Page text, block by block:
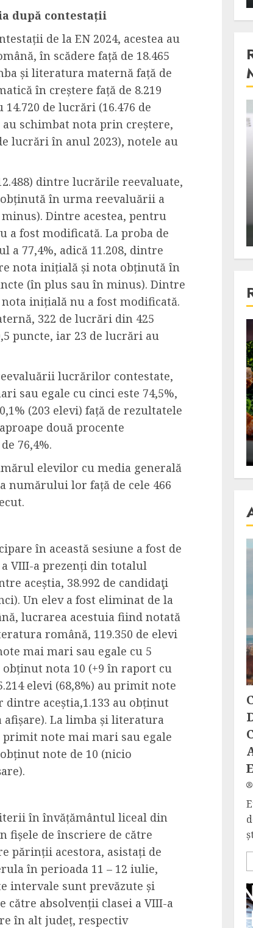
după contestații
de la EN 2024, acestea au
în scădere față de 18.465
și literatura maternă față de
în creștere față de 8.219
14.720 de lucrări (16.476 de
schimbat nota prin creștere,
lucrări în anul 2023), notele au
dintre lucrările reevaluate,
în urma reevaluării a
. Dintre acestea, pentru
a fost modificată. La proba de
a 77,4%, adică 11.208, dintre
nota inițială și nota obținută în
(în plus sau în minus). Dintre
inițială nu a fost modificată.
, 322 de lucrări din 425
puncte, iar 23 de lucrări au
lucrărilor contestate,
sau egale cu cinci este 74,5%,
(203 elevi) față de rezultatele
două procente
de 76,4%.
elevilor cu media generală
numărului lor față de cele 466
.
în această sesiune a fost de
a VIII-a prezenți din totalul
aceștia, 38.992 de candidaţi
Un elev a fost eliminat de la
lucrarea acestuia fiind notată
română, 119.350 de elevi
mai mari sau egale cu 5
obținut nota 10 (+9 în raport cu
elevi (68,8%) au primit note
aceștia,1.133 au obținut
La limba și literatura
primit note mai mari sau egale
note de 10 (nicio
în învățământul liceal din
fișele de înscriere de către
părinții acestora, asistați de
în perioada 11 – 12 iulie,
intervale sunt prevăzute și
către absolvenții clasei a VIII-a
în alt județ, respectiv
4 min read
Din fotoliu
reusit sa se ridice la
nivelul asteptarilor
publicului si criticilor
ALEXANDRU S. DECEMBER 6, 2023
4 min read
Bucatar de ocazie
3 retete delicioase in care
carnea de rata e vedeta
incontestabila